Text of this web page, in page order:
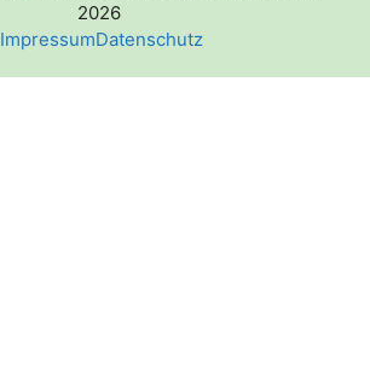
2026
ImpressumDatenschutz